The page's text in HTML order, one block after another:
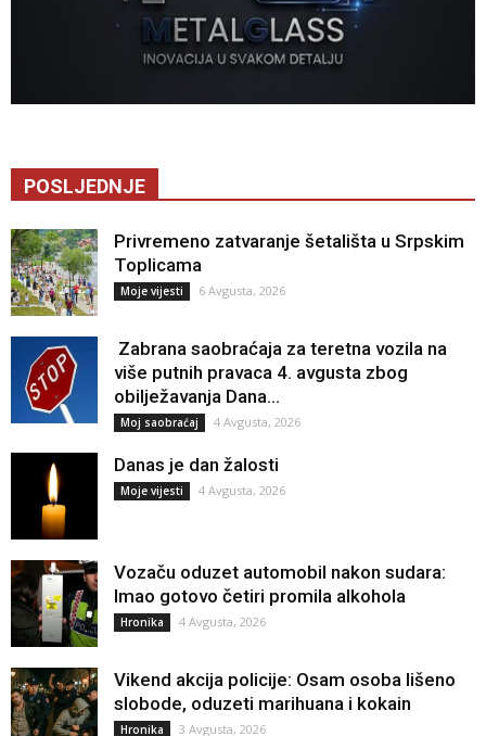
POSLJEDNJE
Privremeno zatvaranje šetališta u Srpskim
Toplicama
Moje vijesti 6 Avgusta, 2026
Zabrana saobraćaja za teretna vozila na
više putnih pravaca 4. avgusta zbog
obilježavanja Dana...
Moj saobraćaj 4 Avgusta, 2026
Danas je dan žalosti
Moje vijesti 4 Avgusta, 2026
Vozaču oduzet automobil nakon sudara:
Imao gotovo četiri promila alkohola
Hronika 4 Avgusta, 2026
Vikend akcija policije: Osam osoba lišeno
slobode, oduzeti marihuana i kokain
Hronika 3 Avgusta, 2026